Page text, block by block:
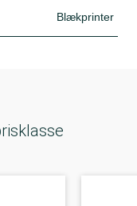
Blækprinter